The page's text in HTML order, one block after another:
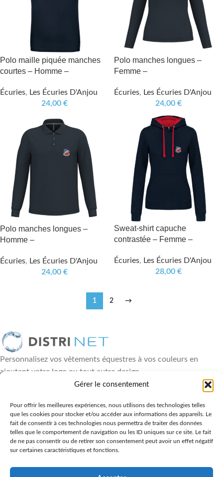
Gérer le consentement
Pour offrir les meilleures expériences, nous utilisons des technologies telles
que les cookies pour stocker et/ou accéder aux informations des appareils. Le
fait de consentir à ces technologies nous permettra de traiter des données
telles que le comportement de navigation ou les ID uniques sur ce site. Le fait
de ne pas consentir ou de retirer son consentement peut avoir un effet négatif
sur certaines caractéristiques et fonctions.
Polo maille piquée manches
courtes – Homme –
Écuries, Les Écuries D'Anjou
24,00 €
Polo manches longues –
Femme –
Écuries, Les Écuries D'Anjou
24,00 €
Polo manches longues –
Homme –
Écuries, Les Écuries D'Anjou
24,00 €
Sweat-shirt capuche
contrastée – Femme –
Écuries, Les Écuries D'Anjou
28,00 €
1 2 →
Personnalisez vos vêtements équestres à vos couleurs en
ajoutant votre logo ou tout autre design
18, rue Paul Héroult - 49460 Montreuil Juigné
DERNIÈRES ACTUALITÉS
LIENS UTILES